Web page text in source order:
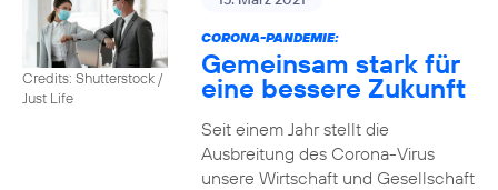
Credits: Shutterstock /
Just Life
CORONA-PANDEMIE:
Gemeinsam stark für
eine bessere Zukunft
Seit einem Jahr stellt die
Ausbreitung des Corona-Virus
unsere Wirtschaft und Gesellschaft